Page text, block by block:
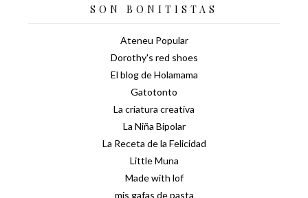
SON BONITISTAS
Ateneu Popular
Dorothy's red shoes
El blog de Holamama
Gatotonto
La criatura creativa
La Niña Bipolar
La Receta de la Felicidad
Little Muna
Made with lof
mis gafas de pasta